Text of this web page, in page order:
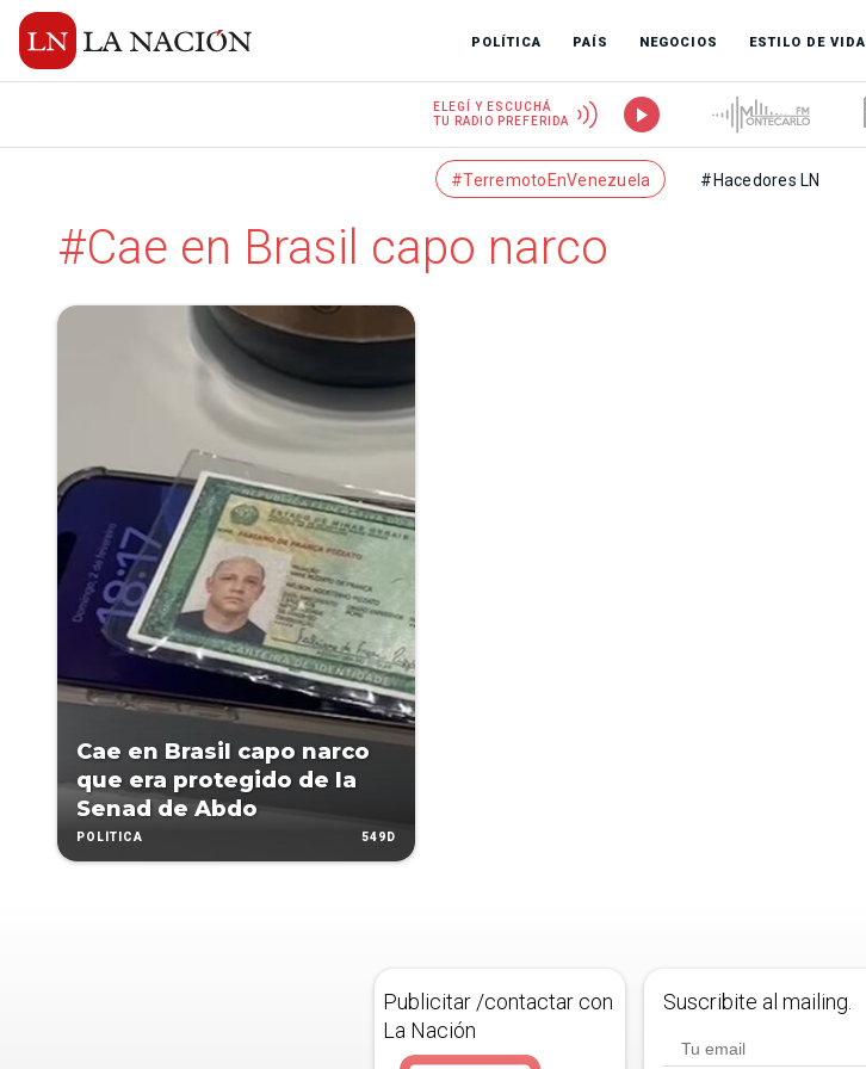
POLÍTICA PAÍS NEGOCIOS ESTILO DE VIDA
ELEGÍ Y ESCUCHÁ
TU RADIO PREFERIDA
#TerremotoEnVenezuela #Hacedores LN
#Cae en Brasil capo narco
Cae en Brasil capo narco
que era protegido de la
Senad de Abdo
POLÍTICA 549D
Publicitar /contactar con
La Nación
Suscribite al mailing.